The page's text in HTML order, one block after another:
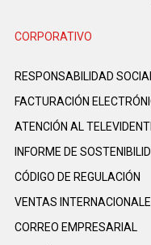
CORPORATIVO
RESPONSABILIDAD
FACTURACIÓN
ATENCIÓN AL
INFORME DE
CÓDIGO DE REGULACIÓN
VENTAS
CORREO EMPRESARIAL